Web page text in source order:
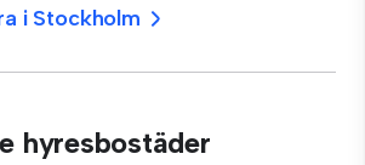
i Stockholm
hyresbostäder